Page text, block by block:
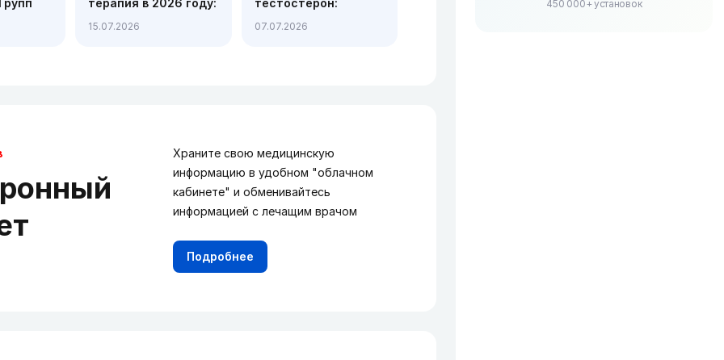
терапия в 2026 году:
химиотерапия,
15.07.2026
тестостерон:
советы, которые
07.07.2026
Храните свою медицинскую
информацию в удобном "облачном
кабинете" и обменивайтесь
информацией с лечащим врачом
Подробнее
450 000+ установок